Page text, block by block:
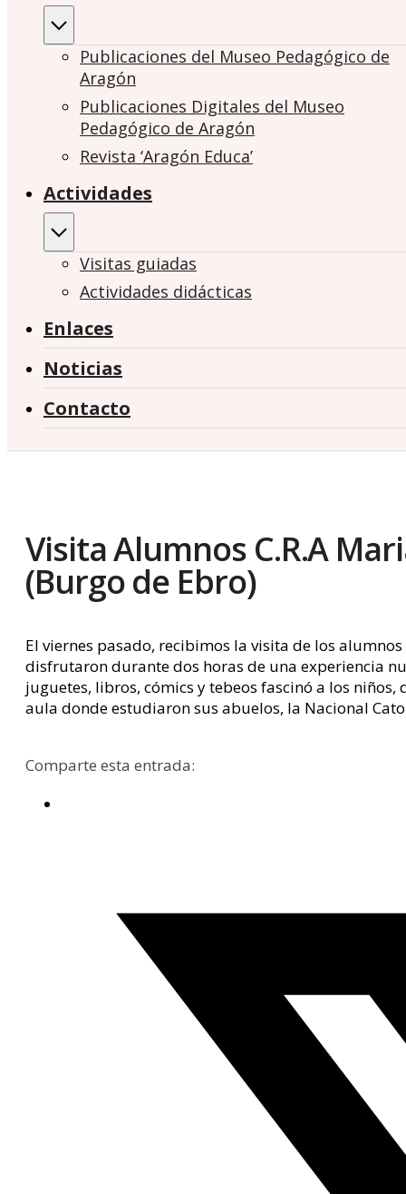
Publicaciones del Museo Pedagógico de
Aragón
Publicaciones Digitales del Museo
Pedagógico de Aragón
Revista ‘Aragón Educa’
Actividades
Visitas guiadas
Actividades didácticas
Enlaces
Noticias
Contacto
Visita Alumnos C.R.A
(Burgo de Ebro)
El viernes pasado, recibimos la visita de los
disfrutaron durante dos horas de una experiencia
juguetes, libros, cómics y tebeos fascinó a los
aula donde estudiaron sus abuelos, la Nacional
Comparte esta entrada: